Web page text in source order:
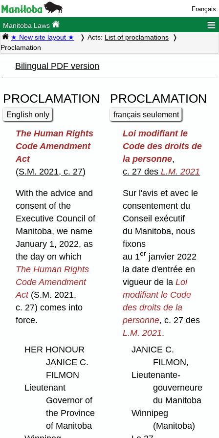
Français
Manitoba Laws ≡
★ New site layout ★ Acts: List of proclamations
Proclamation
Bilingual PDF version
PROCLAMATION
English only
PROCLAMATION
français seulement
The Human Rights
Code Amendment
Act
(S.M. 2021, c. 27)
Loi modifiant le
Code des droits de
la personne,
c. 27 desL.M. 2021
With the advice and
consent of the
Executive Council of
Manitoba, we name
January 1, 2022, as
the day on which
The Human Rights
Code Amendment
Act(S.M. 2021,
c. 27) comes into
force.
Sur l'avis et avec le
consentement du
Conseil exécutif
du Manitoba, nous
fixons
au 1er janvier 2022
la date d'entrée en
vigueur de laLoi
modifiant le Code
des droits de la
personne, c. 27 des
L.M. 2021.
HER HONOUR
JANICE C.
FILMON
Lieutenant
Governor of
the Province
of Manitoba
JANICE C.
FILMON,
Lieutenante-
gouverneure
du Manitoba
Winnipeg
(Manitoba)